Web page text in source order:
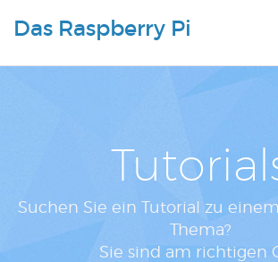
Das Raspberry Pi
Suchen Sie ein Tutorial zu
Thema?
Sie sind am richtigen